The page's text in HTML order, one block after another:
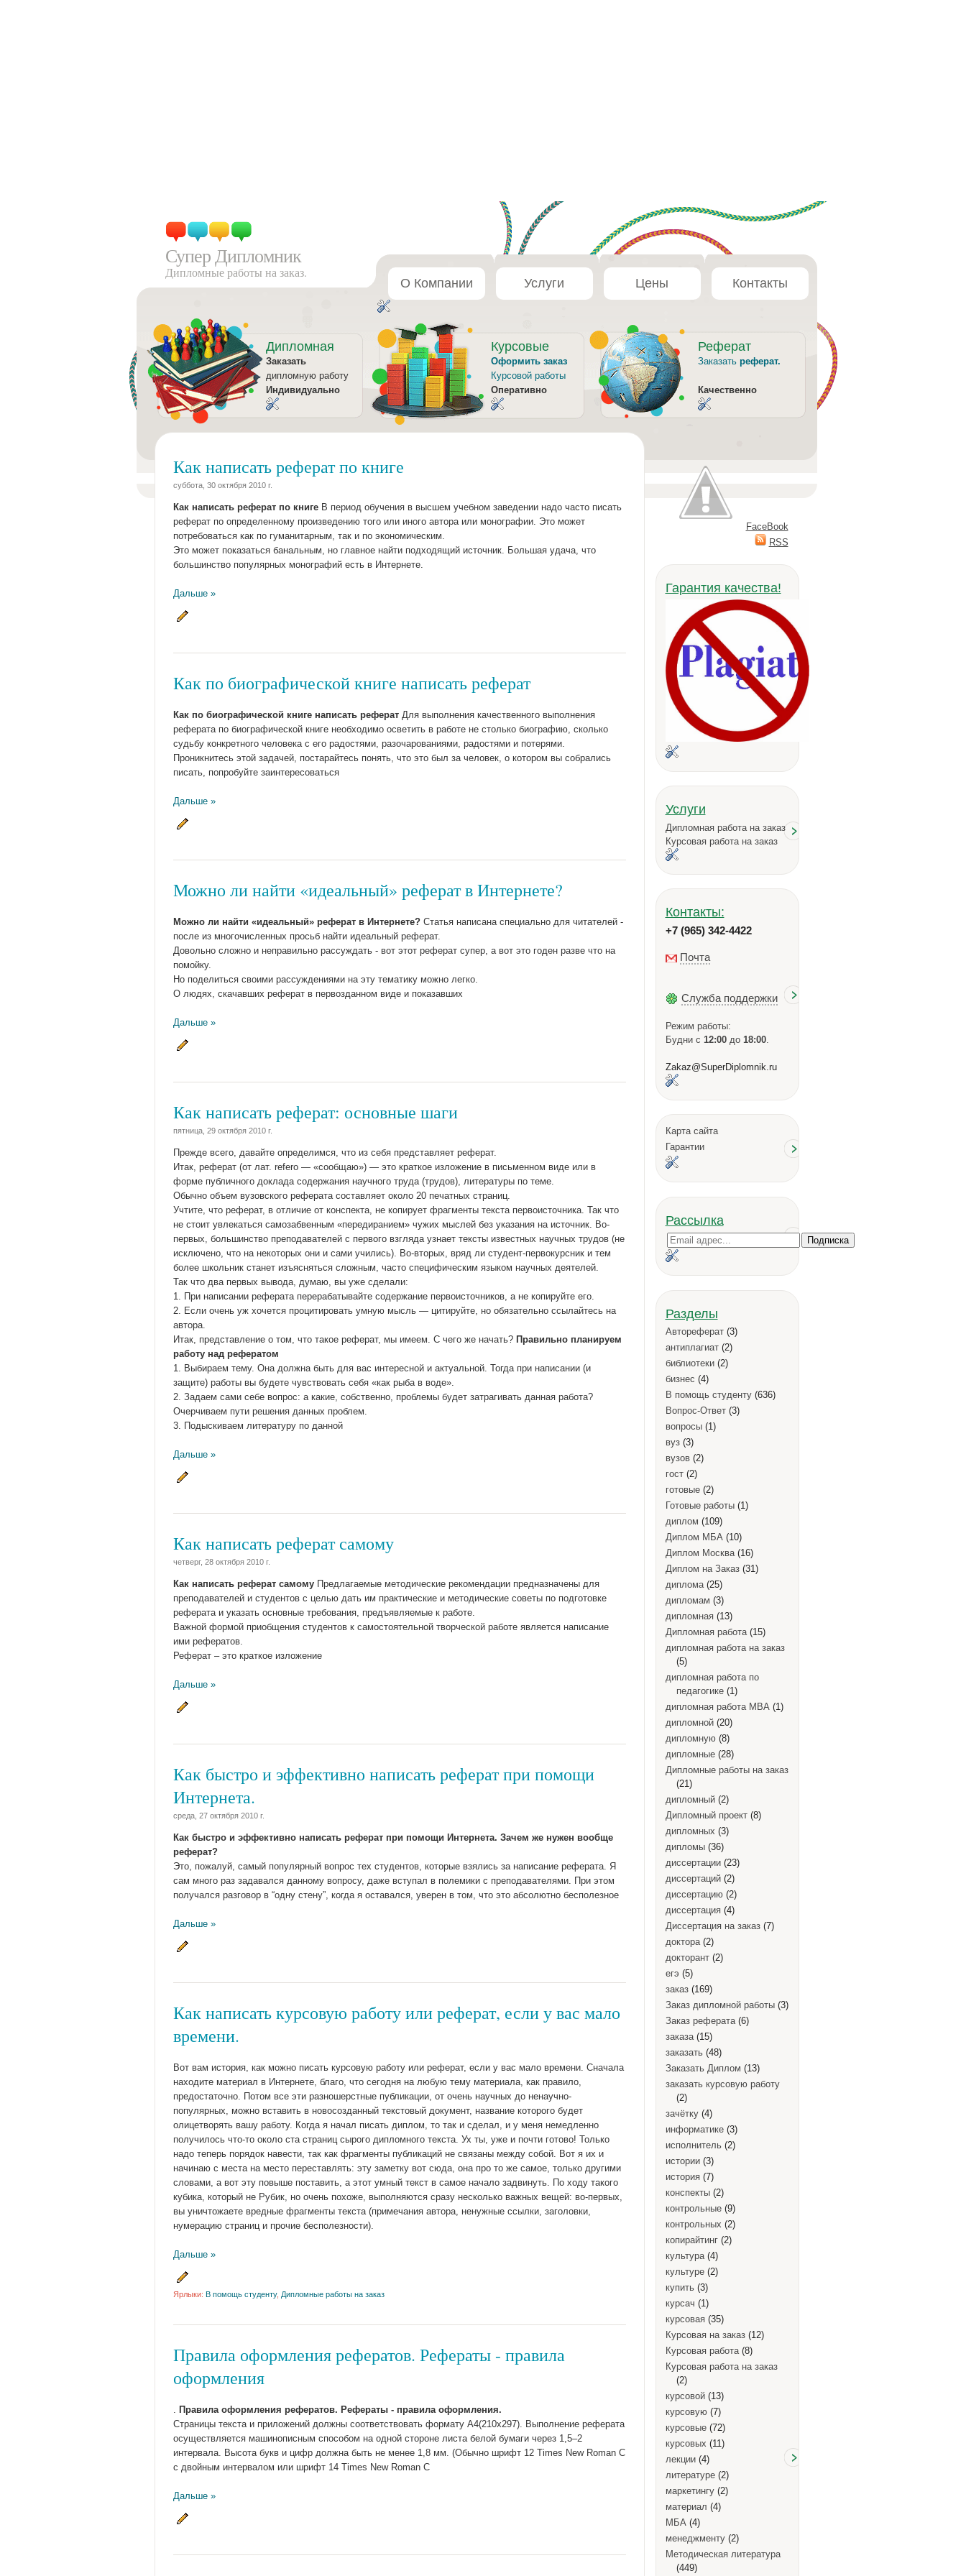
Супер Дипломник
Дипломные работы на заказ.
О Компании Услуги Цены Контакты
Дипломная
Заказать
дипломную работу
Индивидуально
Курсовые
Оформить заказ
Курсовой работы
Оперативно
Реферат
Заказать реферат.
Качественно
Как написать реферат по книге
суббота, 30 октября 2010 г.
Как написать реферат по книгеВ период обучения в высшем учебном заведении надо часто писать
реферат по определенному произведению того или иного автора или монографии. Это может
потребоваться как по гуманитарным, так и по экономическим.
Это может показаться банальным, но главное найти подходящий источник. Большая удача, что
большинство популярных монографий есть в Интернете.
Дальше »
Как по биографической книге написать реферат
Как по биографической книге написать рефератДля выполнения качественного выполнения
реферата по биографической книге необходимо осветить в работе не столько биографию, сколько
судьбу конкретного человека с его радостями, разочарованиями, радостями и потерями.
Проникнитесь этой задачей, постарайтесь понять, что это был за человек, о котором вы собрались
писать, попробуйте заинтересоваться
Дальше »
Можно ли найти «идеальный» реферат в Интернете?
Можно ли найти «идеальный» реферат в Интернете?Статья написана специально для читателей -
после из многочисленных просьб найти идеальный реферат.
Довольно сложно и неправильно рассуждать - вот этот реферат супер, а вот это годен разве что на
помойку.
Но поделиться своими рассуждениями на эту тематику можно легко.
О людях, скачавших реферат в первозданном виде и показавших
Дальше »
Как написать реферат: основные шаги
пятница, 29 октября 2010 г.
Прежде всего, давайте определимся, что из себя представляет реферат.
Итак, реферат (от лат. refero — «сообщаю») — это краткое изложение в письменном виде или в
форме публичного доклада содержания научного труда (трудов), литературы по теме.
Обычно объем вузовского реферата составляет около 20 печатных страниц.
Учтите, что реферат, в отличие от конспекта, не копирует фрагменты текста первоисточника. Так что
не стоит увлекаться самозабвенным «передиранием» чужих мыслей без указания на источник. Во-
первых, большинство преподавателей с первого взгляда узнает тексты известных научных трудов (не
исключено, что на некоторых они и сами учились). Во-вторых, вряд ли студент-первокурсник и тем
более школьник станет изъясняться сложным, часто специфическим языком научных деятелей.
Так что два первых вывода, думаю, вы уже сделали:
1. При написании реферата перерабатывайте содержание первоисточников, а не копируйте его.
2. Если очень уж хочется процитировать умную мысль — цитируйте, но обязательно ссылайтесь на
автора.
Итак, представление о том, что такое реферат, мы имеем. С чего же начать? Правильно планируем
работу над рефератом
1. Выбираем тему. Она должна быть для вас интересной и актуальной. Тогда при написании (и
защите) работы вы будете чувствовать себя «как рыба в воде».
2. Задаем сами себе вопрос: а какие, собственно, проблемы будет затрагивать данная работа?
Очерчиваем пути решения данных проблем.
3. Подыскиваем литературу по данной
Дальше »
Как написать реферат самому
четверг, 28 октября 2010 г.
Как написать реферат самомуПредлагаемые методические рекомендации предназначены для
преподавателей и студентов с целью дать им практические и методические советы по подготовке
реферата и указать основные требования, предъявляемые к работе.
Важной формой приобщения студентов к самостоятельной творческой работе является написание
ими рефератов.
Реферат – это краткое изложение
Дальше »
Как быстро и эффективно написать реферат при помощи
Интернета.
среда, 27 октября 2010 г.
Как быстро и эффективно написать реферат при помощи Интернета. Зачем же нужен вообще
реферат?
Это, пожалуй, самый популярный вопрос тех студентов, которые взялись за написание реферата. Я
сам много раз задавался данному вопросу, даже вступал в полемики с преподавателями. При этом
получался разговор в “одну стену”, когда я оставался, уверен в том, что это абсолютно бесполезное
Дальше »
Как написать курсовую работу или реферат, если у вас мало
времени.
Вот вам история, как можно писать курсовую работу или реферат, если у вас мало времени. Сначала
находите материал в Интернете, благо, что сегодня на любую тему материала, как правило,
предостаточно. Потом все эти разношерстные публикации, от очень научных до ненаучно-
популярных, можно вставить в новосозданный текстовый документ, название которого будет
олицетворять вашу работу. Когда я начал писать диплом, то так и сделал, и у меня немедленно
получилось что-то около ста страниц сырого дипломного текста. Ух ты, уже и почти готово! Только
надо теперь порядок навести, так как фрагменты публикаций не связаны между собой. Вот я их и
начинаю с места на место переставлять: эту заметку вот сюда, она про то же самое, только другими
словами, а вот эту повыше поставить, а этот умный текст в самое начало задвинуть. По ходу такого
кубика, который не Рубик, но очень похоже, выполняются сразу несколько важных вещей: во-первых,
вы уничтожаете вредные фрагменты текста (примечания автора, ненужные ссылки, заголовки,
нумерацию страниц и прочие бесполезности).
Дальше »
Ярлыки: В помощь студенту, Дипломные работы на заказ
Правила оформления рефератов. Рефераты - правила
оформления
Правила оформления рефератов. Рефераты - правила оформления.
Страницы текста и приложений должны соответствовать формату А4(210x297). Выполнение реферата
осуществляется машинописным способом на одной стороне листа белой бумаги через 1,5–2
интервала. Высота букв и цифр должна быть не менее 1,8 мм. (Обычно шрифт 12 Times New Roman C
с двойным интервалом или шрифт 14 Times New Roman C
Дальше »
FaceBook
RSS
Гарантия качества!
Услуги
Дипломная работа на заказ
Курсовая работа на заказ
Контакты:
+7 (965) 342-4422
Почта
Служба поддержки
Режим работы:
Будни с 12:00до 18:00.
Zakaz@SuperDiplomnik.ru
Карта сайта
Гарантии
Рассылка
Разделы
Автореферат (3)
антиплагиат (2)
библиотеки (2)
бизнес (4)
В помощь студенту (636)
Вопрос-Ответ (3)
вопросы (1)
вуз (3)
вузов (2)
гост (2)
готовые (2)
Готовые работы (1)
диплом (109)
Диплом МБА (10)
Диплом Москва (16)
Диплом на Заказ (31)
диплома (25)
дипломам (3)
дипломная (13)
Дипломная работа (15)
дипломная работа на заказ
(5)
дипломная работа по
педагогике (1)
дипломная работа MBA (1)
дипломной (20)
дипломную (8)
дипломные (28)
Дипломные работы на заказ
(21)
дипломный (2)
Дипломный проект (8)
дипломных (3)
дипломы (36)
диссертации (23)
диссертаций (2)
диссертацию (2)
диссертация (4)
Диссертация на заказ (7)
доктора (2)
докторант (2)
егэ (5)
заказ (169)
Заказ дипломной работы (3)
Заказ реферата (6)
заказа (15)
заказать (48)
Заказать Диплом (13)
заказать курсовую работу
(2)
зачётку (4)
информатике (3)
исполнитель (2)
истории (3)
история (7)
конспекты (2)
контрольные (9)
контрольных (2)
копирайтинг (2)
культура (4)
культуре (2)
купить (3)
курсач (1)
курсовая (35)
Курсовая на заказ (12)
Курсовая работа (8)
Курсовая работа на заказ
(2)
курсовой (13)
курсовую (7)
курсовые (72)
курсовых (11)
лекции (4)
литературе (2)
маркетингу (2)
материал (4)
МБА (4)
менеджменту (2)
Методическая литература
(449)